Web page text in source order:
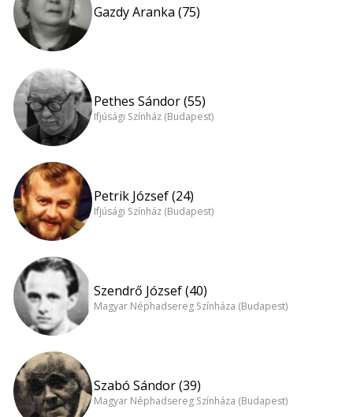
Gazdy Aranka (75)
Pethes Sándor (55)
Ifjúsági Színház (Budapest)
Petrik József (24)
Ifjúsági Színház (Budapest)
Szendrő József (40)
Magyar Néphadsereg Színháza (Budapest)
Szabó Sándor (39)
Magyar Néphadsereg Színháza (Budapest)